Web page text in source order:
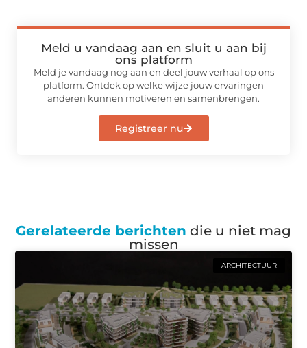
Meld u vandaag aan en sluit u aan bij
ons platform
Meld je vandaag nog aan en deel jouw verhaal op ons
platform. Ontdek op welke wijze jouw ervaringen
anderen kunnen motiveren en samenbrengen.
Registreer nu
Gerelateerde berichten die u niet mag
missen
ARCHITECTUUR